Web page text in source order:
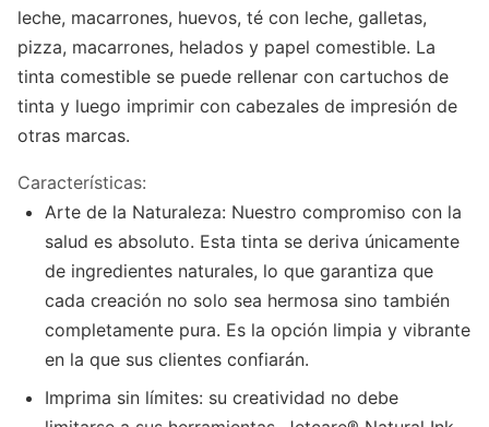
leche, macarrones, huevos, té con leche, galletas,
pizza, macarrones, helados y papel comestible. La
tinta comestible se puede rellenar con cartuchos de
tinta y luego imprimir con cabezales de impresión de
otras marcas.
Características:
Arte de la Naturaleza: Nuestro compromiso con la
salud es absoluto. Esta tinta se deriva únicamente
de ingredientes naturales, lo que garantiza que
cada creación no solo sea hermosa sino también
completamente pura. Es la opción limpia y vibrante
en la que sus clientes confiarán.
Imprima sin límites: su creatividad no debe